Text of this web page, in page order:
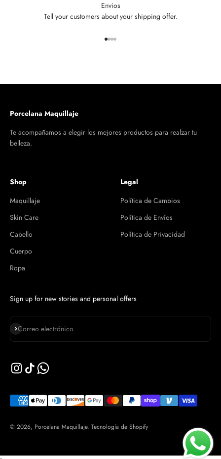
Envios
Tell your customers about your shipping offer.
Porcelana Maquillaje
Te acompañamos a elegir los mejores productos para realzar tu
belleza.
Shop
Maquillaje
Skin Care
Cabello
Cuerpo
Ropa
Legal
Política de Cambios
Política de Envíos
Política de Privacidad
Sign up for new stories and personal offers
Correo electrónico
Suscribirse
© 2026, Porcelana Maquillaje. Tecnología de Shopify